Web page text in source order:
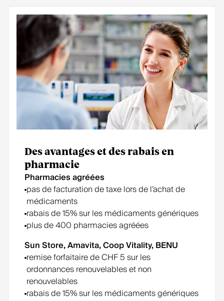
Des avantages et des rabais en
pharmacie
Pharmacies agréées
pas de facturation de taxe lors de l’achat de
médicaments
rabais de 15% sur les médicaments génériques
plus de 400 pharmacies agréées
Sun Store, Amavita, Coop Vitality, BENU
remise forfaitaire de CHF 5 sur les
ordonnances renouvelables et non
renouvelables
rabais de 15% sur les médicaments génériques